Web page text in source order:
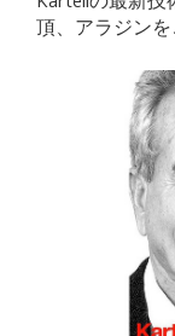
頂、アラジンを